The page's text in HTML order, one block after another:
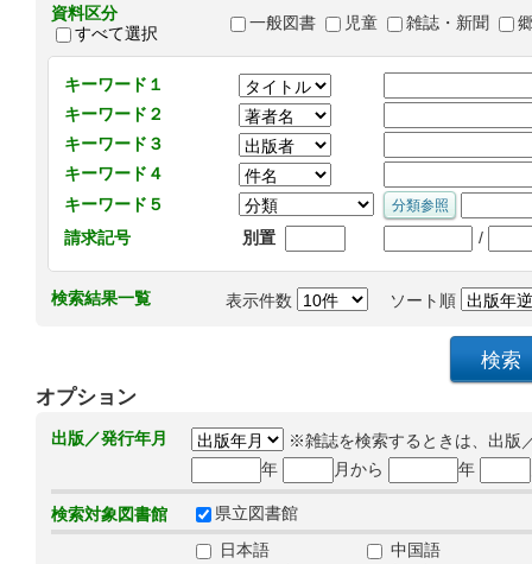
資料区分
すべて選択
一般図書 児童 雑誌・新聞
キーワード１
キーワード２
キーワード３
キーワード４
キーワード５
請求記号
別置 /
検索結果一覧 表示件数 ソート順
オプション
出版／発行年月
※雑誌を検索するときは、出版
年
月から 年
検索対象図書館 県立図書館
日本語
中国語